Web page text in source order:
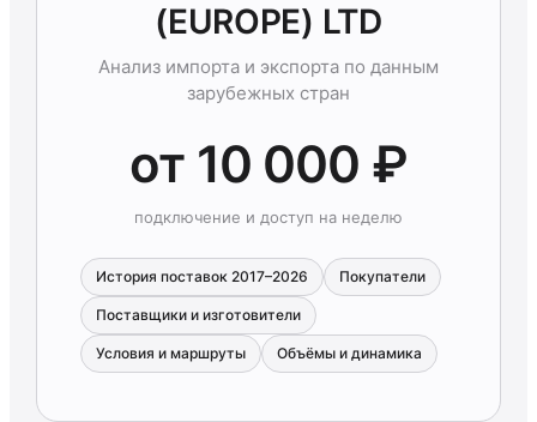
(EUROPE) LTD
Анализ импорта и экспорта по данным
зарубежных стран
от 10 000 ₽
подключение и доступ на неделю
История поставок 2017–2026 Покупатели
Поставщики и изготовители
Условия и маршруты Объёмы и динамика